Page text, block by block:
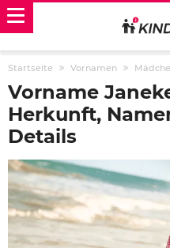
Startseite Vornamen
Vorname
Herkunft,
Details